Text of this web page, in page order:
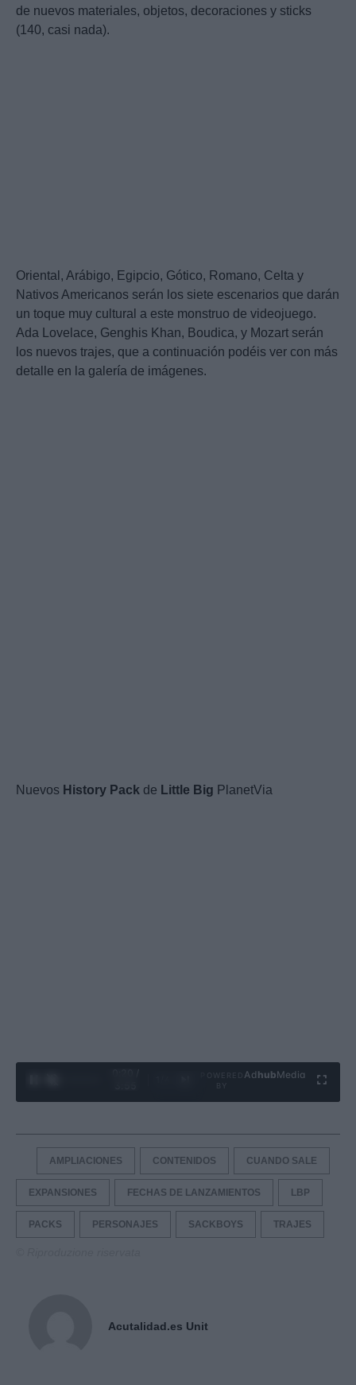
de nuevos materiales, objetos, decoraciones y sticks
(140, casi nada).
Oriental, Arábigo, Egipcio, Gótico, Romano, Celta y
Nativos Americanos serán los siete escenarios que darán
un toque muy cultural a este monstruo de videojuego.
Ada Lovelace, Genghis Khan, Boudica, y Mozart serán
los nuevos trajes, que a continuación podéis ver con más
detalle en la galería de imágenes.
Nuevos History Pack de Little Big PlanetVia
Ad hubMedia
AMPLIACIONES CONTENIDOS CUANDO SALE
EXPANSIONES FECHAS DE LANZAMIENTOS LBP
PACKS PERSONAJES SACKBOYS TRAJES
Acutalidad.es Unit